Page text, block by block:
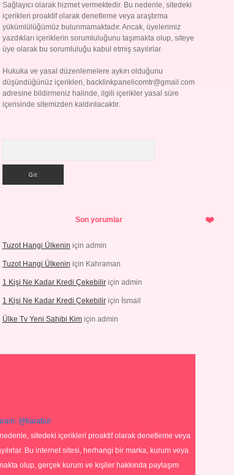
Sağlayıcı olarak hizmet vermektedir. Bu nedenle, sitedeki
içerikleri proaktif olarak denetleme veya araştırma
yükümlülüğümüz bulunmamaktadır. Ancak, üyelerimiz
yazdıkları içeriklerin sorumluluğunu taşımakta olup, siteye
üye olarak bu sorumluluğu kabul etmiş sayılırlar.
Hukuka ve yasal düzenlemelere aykırı olduğunu
düşündüğünüz içerikleri, backlinkpanelicomtr@gmail.com
adresine bildirmeniz halinde, ilgili içerikler yasal süre
içerisinde sitemizden kaldırılacaktır.
Son yorumlar
Tuzot Hangi Ülkenin için admin
Tuzot Hangi Ülkenin için Kahraman
1 Kişi Ne Kadar Kredi Çekebiliriçin admin
1 Kişi Ne Kadar Kredi Çekebiliriçin İsmail
Ülke Tv Yeni Sahibi Kimiçin admin
@karabul
sitedeki içerikleri proaktif olarak denetleme veya
Bu internet sitesi, herhangi bir marka, kurum veya
olup, gerçek kurum ve kişiler hakkında paylaşım